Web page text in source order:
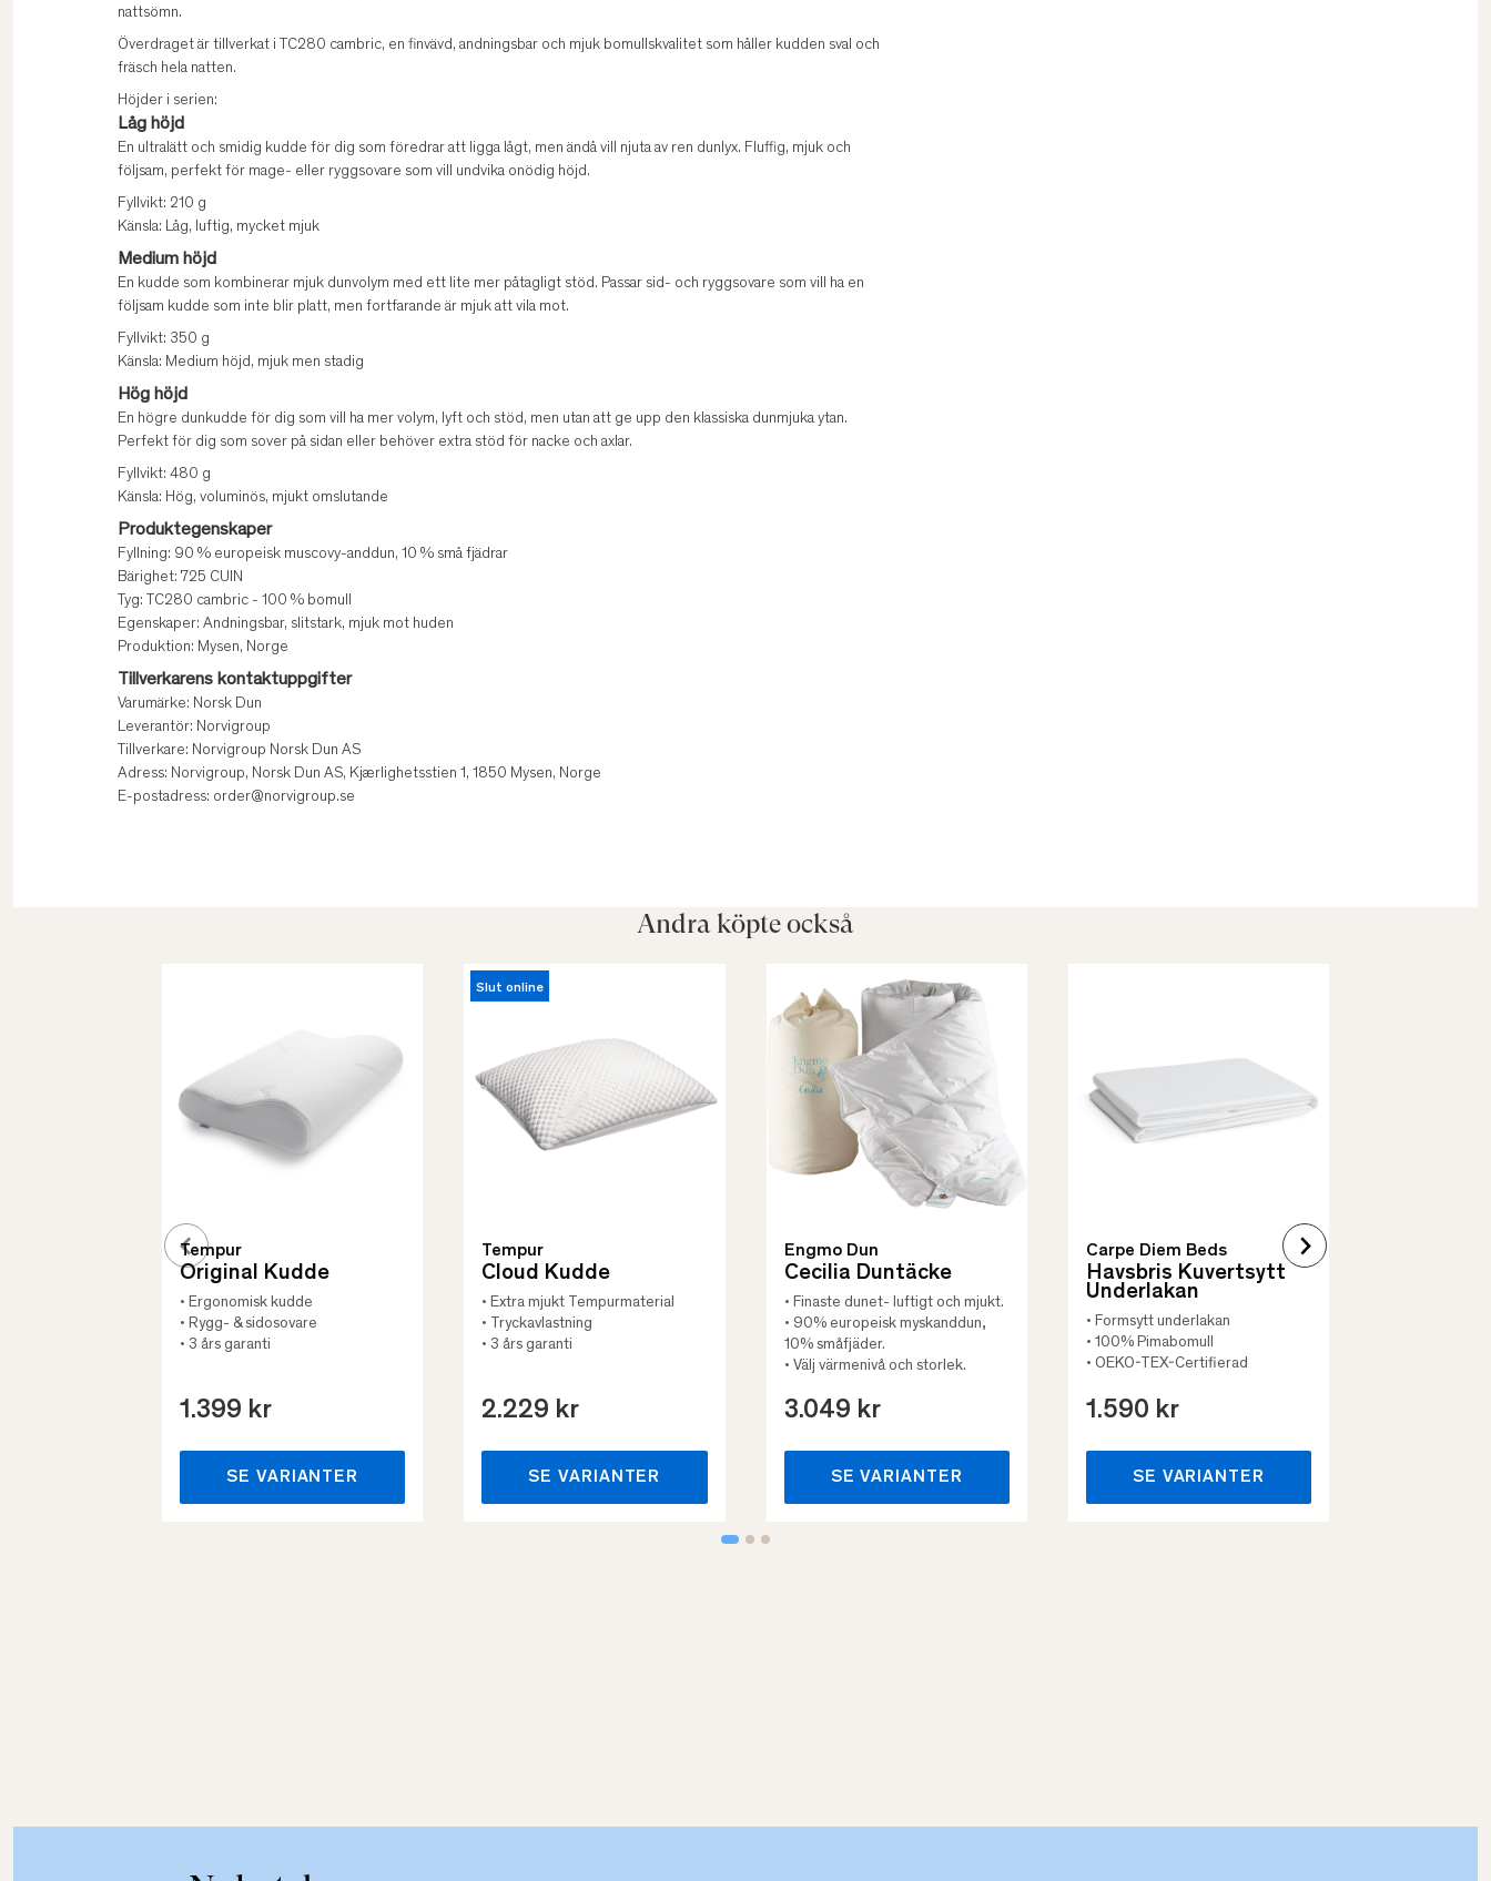
nattsömn.
Överdraget är tillverkat i TC280 cambric, en finvävd, andningsbar och mjuk bomullskvalitet som håller kudden sval och
fräsch hela natten.
Höjder i serien:
Låg höjd
En ultralätt och smidig kudde för dig som föredrar att ligga lågt, men ändå vill njuta av ren dunlyx. Fluffig, mjuk och
följsam, perfekt för mage- eller ryggsovare som vill undvika onödig höjd.
Fyllvikt: 210 g
Känsla: Låg, luftig, mycket mjuk
Medium höjd
En kudde som kombinerar mjuk dunvolym med ett lite mer påtagligt stöd. Passar sid- och ryggsovare som vill ha en
följsam kudde som inte blir platt, men fortfarande är mjuk att vila mot.
Fyllvikt: 350 g
Känsla: Medium höjd, mjuk men stadig
Hög höjd
En högre dunkudde för dig som vill ha mer volym, lyft och stöd, men utan att ge upp den klassiska dunmjuka ytan.
Perfekt för dig som sover på sidan eller behöver extra stöd för nacke och axlar.
Fyllvikt: 480 g
Känsla: Hög, voluminös, mjukt omslutande
Produktegenskaper
Fyllning: 90 % europeisk muscovy-anddun, 10 % små fjädrar
Bärighet: 725 CUIN
Tyg: TC280 cambric - 100 % bomull
Egenskaper: Andningsbar, slitstark, mjuk mot huden
Produktion: Mysen, Norge
Tillverkarens kontaktuppgifter
Varumärke: Norsk Dun
Leverantör: Norvigroup
Tillverkare: Norvigroup Norsk Dun AS
Adress: Norvigroup, Norsk Dun AS, Kjærlighetsstien 1, 1850 Mysen, Norge
E-postadress: order@norvigroup.se
Andra köpte också
Tempur
Original Kudde
• Ergonomisk kudde
• Rygg- & sidosovare
• 3 års garanti
1.399 kr
SE VARIANTER
Slut online
Tempur
Cloud Kudde
• Extra mjukt Tempurmaterial
• Tryckavlastning
• 3 års garanti
2.229 kr
SE VARIANTER
Engmo Dun
Cecilia Duntäcke
• Finaste dunet- luftigt och mjukt.
• 90% europeisk myskanddun,
10% småfjäder.
• Välj värmenivå och storlek.
3.049 kr
SE VARIANTER
Carpe Diem Beds
Havsbris Kuvertsytt
Underlakan
• Formsytt underlakan
• 100% Pimabomull
• OEKO-TEX-Certifierad
1.590 kr
SE VARIANTER